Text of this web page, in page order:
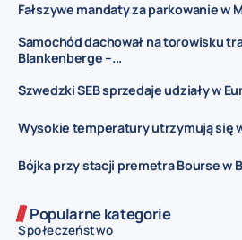
Fałszywe mandaty za parkowanie w
Samochód dachował na torowisku
Blankenberge –...
Szwedzki SEB sprzedaje udziały w
Wysokie temperatury utrzymują się
Bójka przy stacji premetra Bourse w
Popularne kategorie
Społeczeństwo